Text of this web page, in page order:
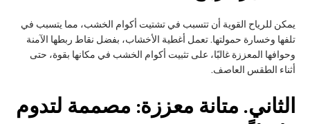
يمكن للرياح القوية أن تتسبب في تشتيت أكوام الخشب، مما يتسبب في
تلفها وخسارة حمولتها. تعمل أغطية الأخشاب، بفضل نقاط ربطها الآمنة
وحوافها المعززة غالبًا، على تثبيت أكوام الخشب في مكانها بقوة، حتى
أثناء الطقس العاصف.
الثاني. متانة معززة: مصممة لتدوم